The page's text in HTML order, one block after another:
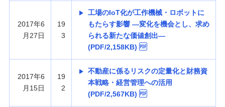
2017年6
月27日
19
3
工場のIoT化が工作機械・ロボットに
もたらす影響 —変化を機会とし、求め
られる新たな価値創出—
(PDF/2,158KB)
2017年6
月15日
19
2
不動産に係るリスクの定量化と財務資
本戦略・経営管理への活用
(PDF/2,567KB)